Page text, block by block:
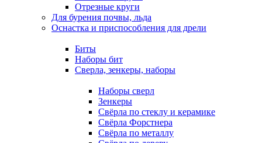
Отрезные круги
Для бурения почвы, льда
Оснастка и приспособления для дрели
Биты
Наборы бит
Сверла, зенкеры, наборы
Наборы сверл
Зенкеры
Свёрла по стеклу и керамике
Свёрла Форстнера
Свёрла по металлу